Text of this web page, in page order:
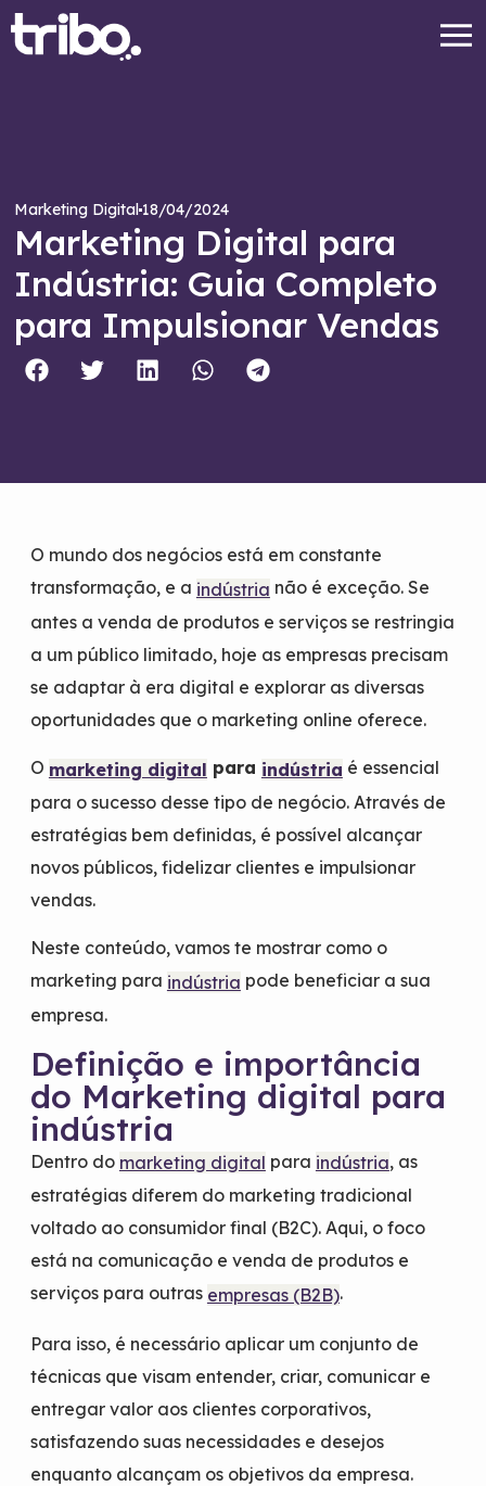
Marketing Digital18/04/2024
Marketing Digital para
Indústria: Guia Completo
para Impulsionar Vendas
O mundo dos negócios está em constante
transformação, e a indústria não é exceção. Se
antes a venda de produtos e serviços se restringia
a um público limitado, hoje as empresas precisam
se adaptar à era digital e explorar as diversas
oportunidades que o marketing online oferece.
O marketing digital para indústria é essencial
para o sucesso desse tipo de negócio. Através de
estratégias bem definidas, é possível alcançar
novos públicos, fidelizar clientes e impulsionar
vendas.
Neste conteúdo, vamos te mostrar como o
marketing para indústria pode beneficiar a sua
empresa.
Definição e importância
do Marketing digital para
indústria
Dentro do marketing digital para indústria, as
estratégias diferem do marketing tradicional
voltado ao consumidor final (B2C). Aqui, o foco
está na comunicação e venda de produtos e
serviços para outras empresas (B2B).
Para isso, é necessário aplicar um conjunto de
técnicas que visam entender, criar, comunicar e
entregar valor aos clientes corporativos,
satisfazendo suas necessidades e desejos
enquanto alcançam os objetivos da empresa.